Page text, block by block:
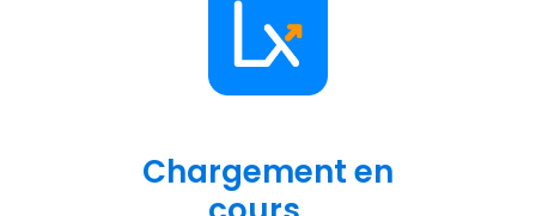
Chargement en